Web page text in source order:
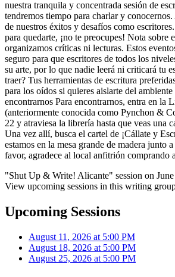
nuestra tranquila y concentrada sesión de
tendremos tiempo para charlar y
de nuestros éxitos y desafíos como
para quedarte, ¡no te preocupes! Nota sobre
organizamos críticas ni lecturas. Estos
seguro para que escritores de todos los
su arte, por lo que nadie leerá ni criticará tu
traer? Tus herramientas de escritura
para los oídos si quieres aislarte del
encontrarnos Para encontrarnos, entra en la
(anteriormente conocida como Pynchon &
22 y atraviesa la librería hasta que veas una
Una vez allí, busca el cartel de ¡Cállate y
estamos en la mesa grande de madera junto
favor, agradece al local anfitrión comprando
"Shut Up & Write! Alicante" session on June
View upcoming sessions in this writing
Upcoming Sessions
August 11, 2026 at 5:00 PM
August 18, 2026 at 5:00 PM
August 25, 2026 at 5:00 PM